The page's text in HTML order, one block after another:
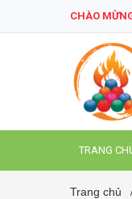
CHÀO
TRANG
Trang chủ